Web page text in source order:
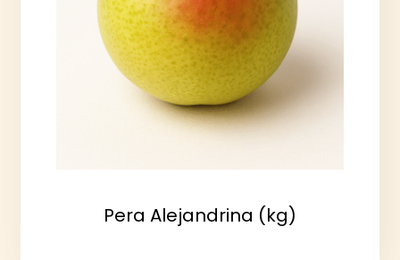
Pera Alejandrina (kg)